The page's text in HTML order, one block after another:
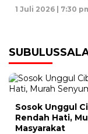
1 Juli 2026 | 7:30
Sosok Unggul
Rendah Hati,
Masyarakat